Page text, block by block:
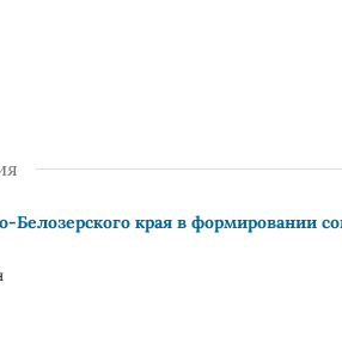
Белозерского края в формировании